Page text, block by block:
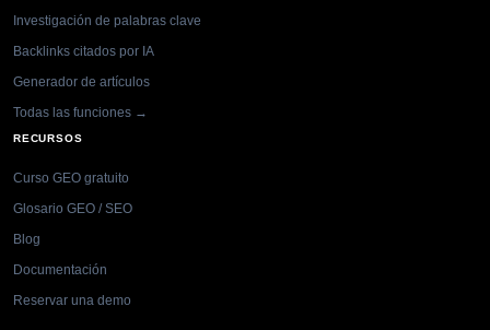
Investigación de palabras clave
Backlinks citados por IA
Generador de artículos
Todas las funciones →
RECURSOS
Curso GEO gratuito
Glosario GEO / SEO
Blog
Documentación
Reservar una demo